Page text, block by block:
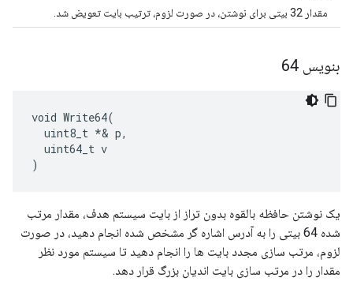
مقدار 32 بیتی برای نوشتن، در صورت لزوم، ترتیب بایت تعویض شد.
بنویس 64
void Write64(
  uint8_t *& p,
  uint64_t v
)
یک نوشتن حافظه بالقوه بدون تراز از بایت سیستم هدف، مقدار مرتب
شده 64 بیتی را به آدرس اشاره گر مشخص شده انجام دهید، در صورت
لزوم، مرتب سازی مجدد بایت ها را انجام دهید تا سیستم مورد نظر
مقدار را در مرتب سازی بایت اندیان بزرگ قرار دهد.